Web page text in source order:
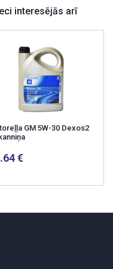
interesējās arī
GM 5W-30 Dexos2